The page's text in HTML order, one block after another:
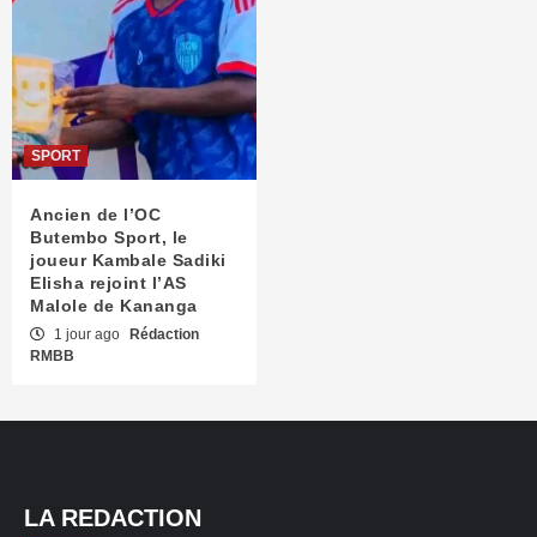
SPORT
Ancien de l’OC
Butembo Sport, le
joueur Kambale Sadiki
Elisha rejoint l’AS
Malole de Kananga
1 jour ago Rédaction
RMBB
LA REDACTION